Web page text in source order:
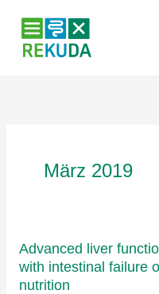
Inhalt
springen
März 2019
Advanced liver
with intestinal failure
nutrition